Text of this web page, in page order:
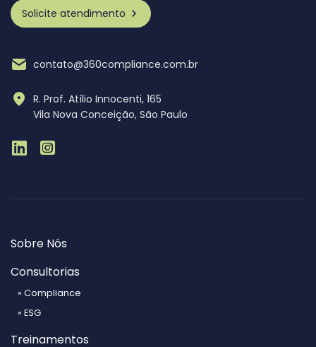
Sobre Nós
Consultorias
» Compliance
» ESG
Treinamentos
Solicite atendimento
contato@360compliance.com.br
R. Prof. Atílio Innocenti, 165
Vila Nova Conceição, São Paulo